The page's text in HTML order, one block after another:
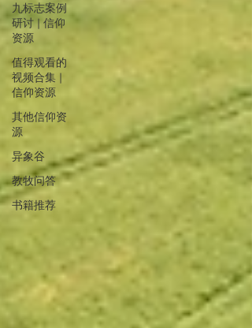
九标志案例
研讨 | 信仰
资源
值得观看的
视频合集 |
信仰资源
其他信仰资
源
异象谷
教牧问答
书籍推荐